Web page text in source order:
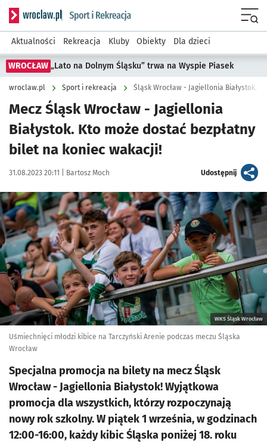
Serwis informacyjny wroclaw.pl podserwis: Sport i rekreacja
Aktualności Rekreacja Kluby Obiekty Dla dzieci
WROCŁAW „Lato na Dolnym Śląsku” trwa na Wyspie Piasek
wroclaw.pl Sport i rekreacja Śląsk Wrocław - Jagiellonia Białystok.
Mecz Śląsk Wrocław - Jagiellonia
Białystok. Kto może dostać bezpłatny
bilet na koniec wakacji!
Data publikacji:
31.08.2023 20:11 | Autor:
Bartosz Moch Udostępnijartykuł
Kliknij, aby powiększyć
WKS Śląsk Wrocław
Uśmiechnięci młodzi kibice na Tarczyński Arenie podczas meczu Śląska
Wrocław
Specjalna promocja na bilety na mecz Śląsk
Wrocław - Jagiellonia Białystok! Wyjątkowa
promocja dla wszystkich, którzy rozpoczynają
nowy rok szkolny. W piątek 1 września, w godzinach
12:00-16:00, każdy kibic Śląska poniżej 18. roku